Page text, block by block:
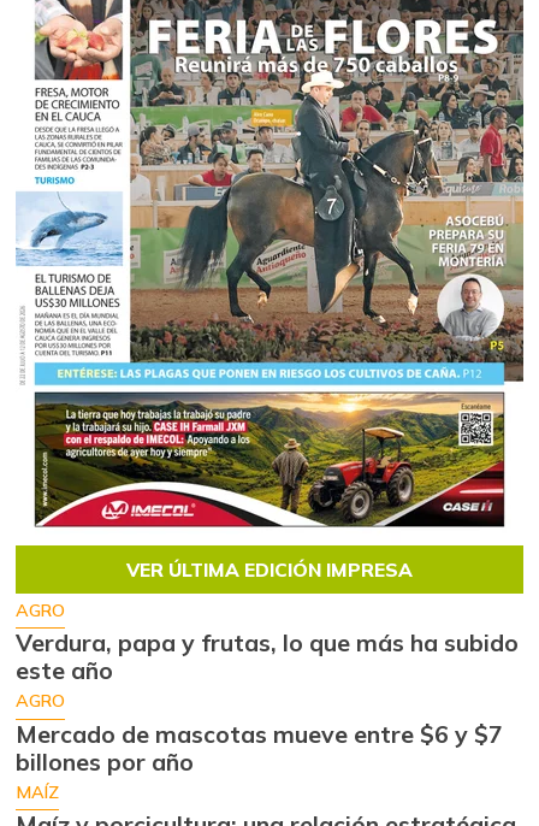
VER ÚLTIMA EDICIÓN IMPRESA
AGRO
Verdura, papa y frutas, lo que más ha subido
este año
AGRO
Mercado de mascotas mueve entre $6 y $7
billones por año
MAÍZ